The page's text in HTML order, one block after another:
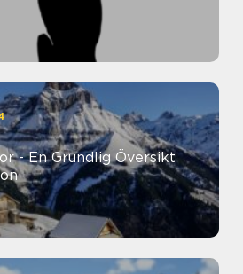
- En Grundlig Översikt